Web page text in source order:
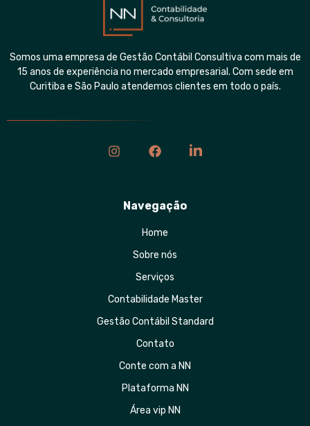
Somos uma empresa de Gestão Contábil Consultiva com mais de
15 anos de experiência no mercado empresarial. Com sede em
Curitiba e São Paulo atendemos clientes em todo o país.
Navegação
Home
Sobre nós
Serviços
Contabilidade Master
Gestão Contábil Standard
Contato
Conte com a NN
Plataforma NN
Área vip NN